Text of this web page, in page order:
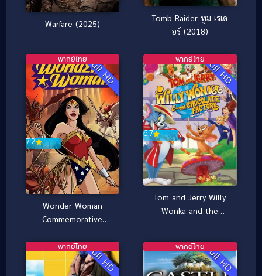
Warfare (2025)
Tomb Raider ทูม เรเด
อร์ (2018)
Full HD
7.2
พากย์ไทย
Wonder Woman
Commemorative
ฉบับย้อนรำลึกสาวน้อย
มหัศจรรย์ (2009)
Full HD
6.7
พากย์ไทย
Tom and Jerry Willy
Wonka and the
Full HD
พากย์ไทย Full HD
พากย์ไทย